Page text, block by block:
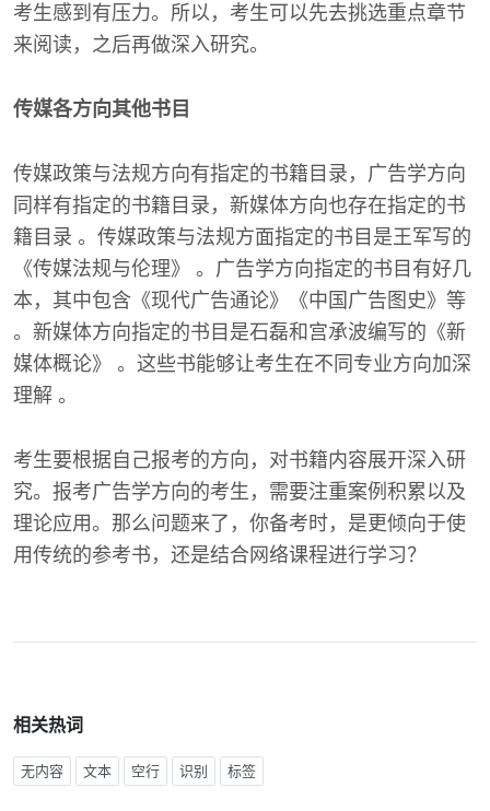
考生感到有压力。所以，考生可以先去挑选重点章节
来阅读，之后再做深入研究。
传媒各方向其他书目
传媒政策与法规方向有指定的书籍目录，广告学方向
同样有指定的书籍目录，新媒体方向也存在指定的书
籍目录 。传媒政策与法规方面指定的书目是王军写的
《传媒法规与伦理》 。广告学方向指定的书目有好几
本，其中包含《现代广告通论》《中国广告图史》等
。新媒体方向指定的书目是石磊和宫承波编写的《新
媒体概论》 。这些书能够让考生在不同专业方向加深
理解 。
考生要根据自己报考的方向，对书籍内容展开深入研
究。报考广告学方向的考生，需要注重案例积累以及
理论应用。那么问题来了，你备考时，是更倾向于使
用传统的参考书，还是结合网络课程进行学习？
相关热词
无内容 文本 空行 识别 标签